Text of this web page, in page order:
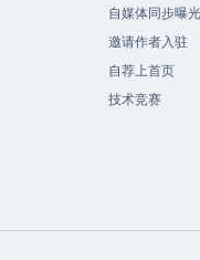
自媒体同步曝
邀请作者入驻
自荐上首页
技术竞赛